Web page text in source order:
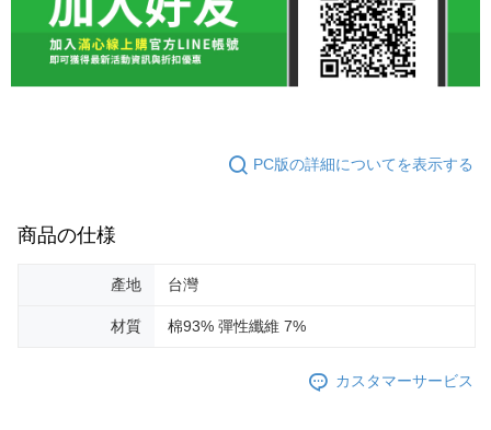
PC版の詳細についてを表示する
商品の仕様
產地 台灣
材質 棉93% 彈性纖維 7%
カスタマーサービス